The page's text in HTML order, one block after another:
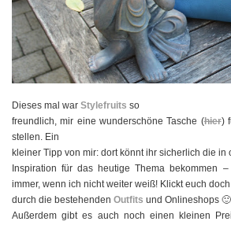
Dieses mal war Stylefruits so
freundlich, mir eine wunderschöne Tasche (hier)
stellen. Ein
kleiner Tipp von mir: dort könnt ihr sicherlich die in
Inspiration für das heutige Thema bekommen
immer, wenn ich nicht weiter weiß! Klickt euch doch
durch die bestehenden Outfits und Onlineshops 🙂
Außerdem gibt es auch noch einen kleinen